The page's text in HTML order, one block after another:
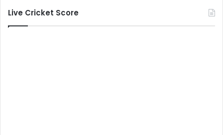
Live Cricket Score